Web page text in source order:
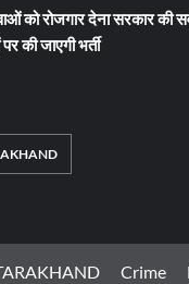
को रोजगार देना सरकार की
की जाएगी भर्ती
Crime